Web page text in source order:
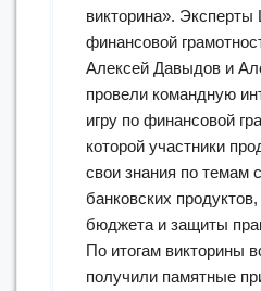
викторина». Эксперты
финансовой
Алексей Давыдов и
провели командную
игру по финансовой
которой участники
свои знания по темам
банковских
бюджета и защиты
По итогам викторины
получили памятные